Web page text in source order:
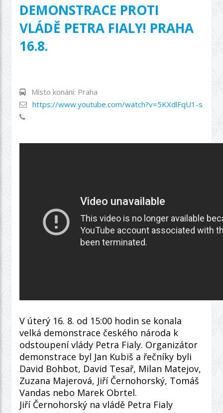
DEMONSTRACE PROTI
VLÁDĚ PETRA FIALY! PRAHA
16.8.
Místo konání: Praha
https://www.youtube.com/watch?v=5KXdlFqU1-s
V úterý 16. 8. od 15:00 hodin se konala
velká demonstrace českého národa k
odstoupení vlády Petra Fialy. Organizátor
demonstrace byl Jan Kubiš a řečníky byli
David Bohbot, David Tesař, Milan Matejov,
Zuzana Majerová, Jiří Černohorský, Tomáš
Vandas nebo Marek Obrtel.
Jiří Černohorský na vládě Petra Fialy